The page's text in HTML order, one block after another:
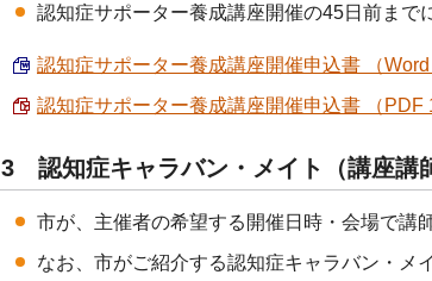
認知症サポーター養成講座開催の45日前まで
認知症サポーター養成講座開催申込書 （Word
認知症サポーター養成講座開催申込書 （PDF
3 認知症キャラバン・メイト（講座講
市が、主催者の希望する開催日時・会場で講
なお、市がご紹介する認知症キャラバン・メ